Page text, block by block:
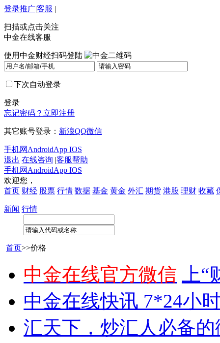
登录推广|客服 |
扫描或点击关注
中金在线客服
使用中金财经扫码登陆
下次自动登录
登录
忘记密码？ 立即注册
其它账号登录： 新浪QQ微信
手机网 AndroidApp IOS
退出 在线咨询 |客服帮助
手机网 AndroidApp IOS
欢迎您，
首页 财经 股票 行情 数据 基金 黄金 外汇 期货 港股 理财 收藏
新闻 行情
首页>>价格
中金在线官方微信
上
中金在线快讯 7*24小
汇天下，炒汇人必备